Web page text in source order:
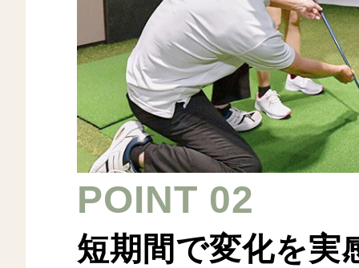
POINT 02
短期間で変化を実